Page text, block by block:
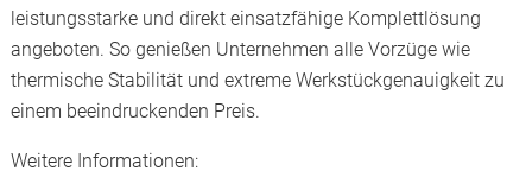
leistungsstarke und direkt einsatzfähige Komplettlösung
angeboten. So genießen Unternehmen alle Vorzüge wie
thermische Stabilität und extreme Werkstückgenauigkeit zu
einem beeindruckenden Preis.
Weitere Informationen: